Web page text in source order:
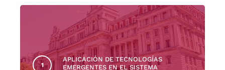
APLICACIÓN DE TECNOLOGÍAS
EMERGENTES EN EL SISTEMA